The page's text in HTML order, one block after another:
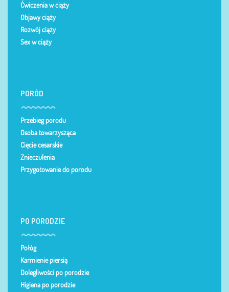
Ćwiczenia w ciąży
Objawy ciąży
Rozwój ciąży
Sex w ciąży
PORÓD
Przebieg porodu
Osoba towarzysząca
Cięcie cesarskie
Znieczulenia
Przygotowanie do porodu
PO PORODZIE
Połóg
Karmienie piersią
Dolegliwości po porodzie
Higiena po porodzie